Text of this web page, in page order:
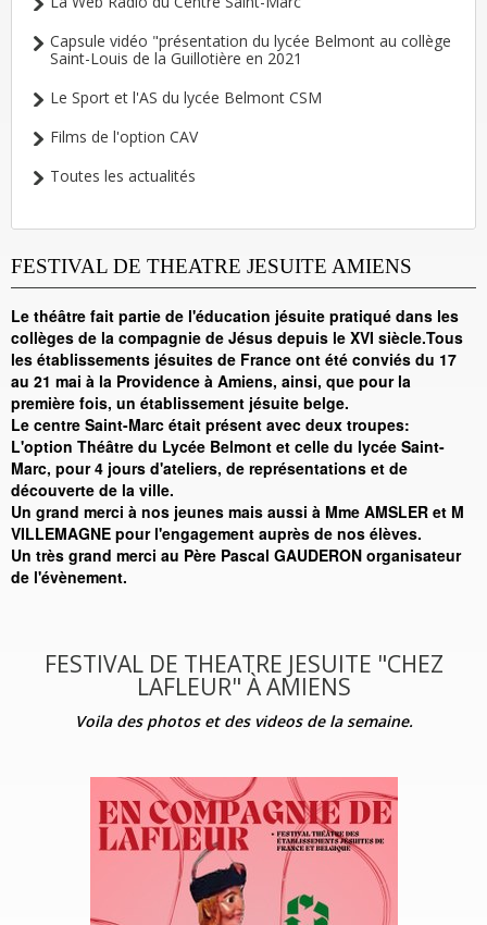
Capsule vidéo "présentation du lycée Belmont au collège
Saint-Louis de la Guillotière en 2021
Le Sport et l'AS du lycée Belmont CSM
Films de l'option CAV
Toutes les actualités
FESTIVAL DE THEATRE JESUITE AMIENS
Le théâtre fait partie de l'éducation jésuite pratiqué dans les
collèges de la compagnie de Jésus depuis le XVI siècle.Tous
les établissements jésuites de France ont été conviés du 17
au 21 mai à la Providence à Amiens, ainsi, que pour la
première fois, un établissement jésuite belge.
Le centre Saint-Marc était présent avec deux troupes:
L'option Théâtre du Lycée Belmont et celle du lycée Saint-
Marc, pour 4 jours d'ateliers, de représentations et de
découverte de la ville.
Un grand merci à nos jeunes mais aussi à Mme AMSLER et M
VILLEMAGNE pour l'engagement auprès de nos élèves.
Un très grand merci au Père Pascal GAUDERON organisateur
de l'évènement.
FESTIVAL DE THEATRE JESUITE "CHEZ
LAFLEUR" À AMIENS
Voila des photos et des videos de la semaine.